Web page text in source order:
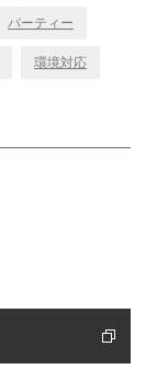
パーティー
環境対応